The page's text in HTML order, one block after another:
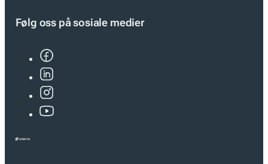
Følg oss på sosiale medier